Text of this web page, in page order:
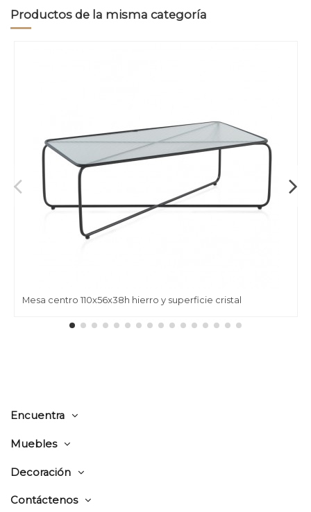
Productos de la misma categoría
Mesa centro 110x56x38h hierro y superficie cristal
Encuentra
Muebles
Decoración
Contáctenos